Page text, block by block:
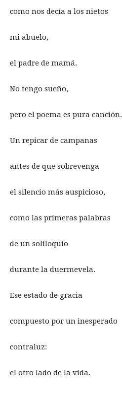
como nos decía a los nietos
mi abuelo,
el padre de mamá.
No tengo sueño,
pero el poema es pura canción.
Un repicar de campanas
antes de que sobrevenga
el silencio más auspicioso,
como las primeras palabras
de un soliloquio
durante la duermevela.
Ese estado de gracia
compuesto por un inesperado
contraluz:
el otro lado de la vida.